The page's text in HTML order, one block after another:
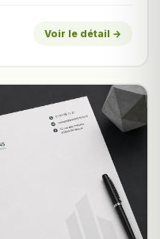
Voir le détail →